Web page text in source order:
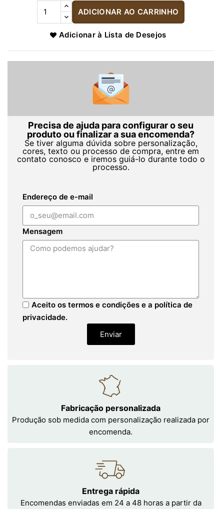
ADICIONAR AO CARRINHO
Adicionar à Lista de Desejos
Precisa de ajuda para configurar o seu
produto ou finalizar a sua encomenda?
Se tiver alguma dúvida sobre personalização,
cores, texto ou processo de compra, entre em
contato conosco e iremos guiá-lo durante todo o
processo.
Endereço de e-mail
Mensagem
Aceito os termos e condições e a política de
privacidade.
Enviar
Fabricação personalizada
Produção sob medida com personalização realizada por
encomenda.
Entrega rápida
Encomendas enviadas em 24 a 48 horas a partir da